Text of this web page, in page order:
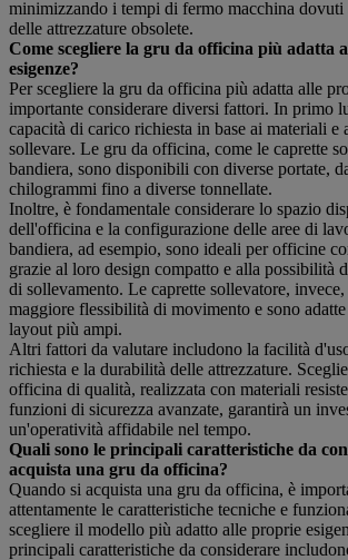
minimizzando i tempi di fermo macchina
delle attrezzature obsolete.
Come scegliere la gru da officina più adatta
esigenze?
Per scegliere la gru da officina più adatta alle
importante considerare diversi fattori. In primo
capacità di carico richiesta in base ai materiali e
sollevare. Le gru da officina, come le caprette
bandiera, sono disponibili con diverse portate,
chilogrammi fino a diverse tonnellate.
Inoltre, è fondamentale considerare lo spazio
dell'officina e la configurazione delle aree di
bandiera, ad esempio, sono ideali per officine
grazie al loro design compatto e alla possibilità
di sollevamento. Le caprette sollevatore,
maggiore flessibilità di movimento e sono
layout più ampi.
Altri fattori da valutare includono la facilità
richiesta e la durabilità delle attrezzature.
officina di qualità, realizzata con materiali
funzioni di sicurezza avanzate, garantirà un
un'operatività affidabile nel tempo.
Quali sono le principali caratteristiche da
acquista una gru da officina?
Quando si acquista una gru da officina, è
attentamente le caratteristiche tecniche e
scegliere il modello più adatto alle proprie
principali caratteristiche da considerare